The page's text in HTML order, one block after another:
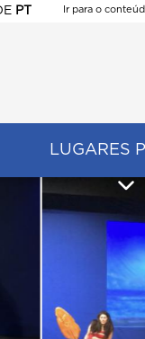
PT
Ir para o
LUGARES